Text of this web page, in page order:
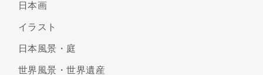
日本画
イラスト
日本風景・庭
世界風景・世界遺産